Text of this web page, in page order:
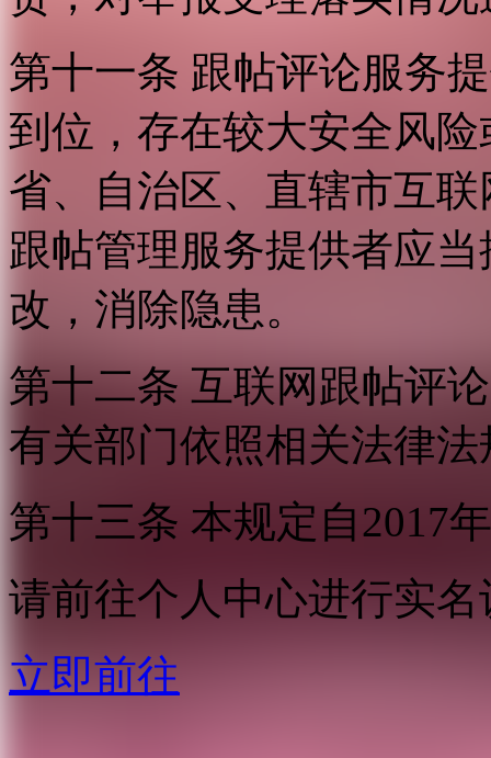
第十一条 跟帖评论服务
到位，存在较大安全风
省、自治区、直辖市互
跟帖管理服务提供者应
改，消除隐患。
第十二条 互联网跟帖评
有关部门依照相关法律
第十三条 本规定自2017
请前往个人中心进行实名
立即前往